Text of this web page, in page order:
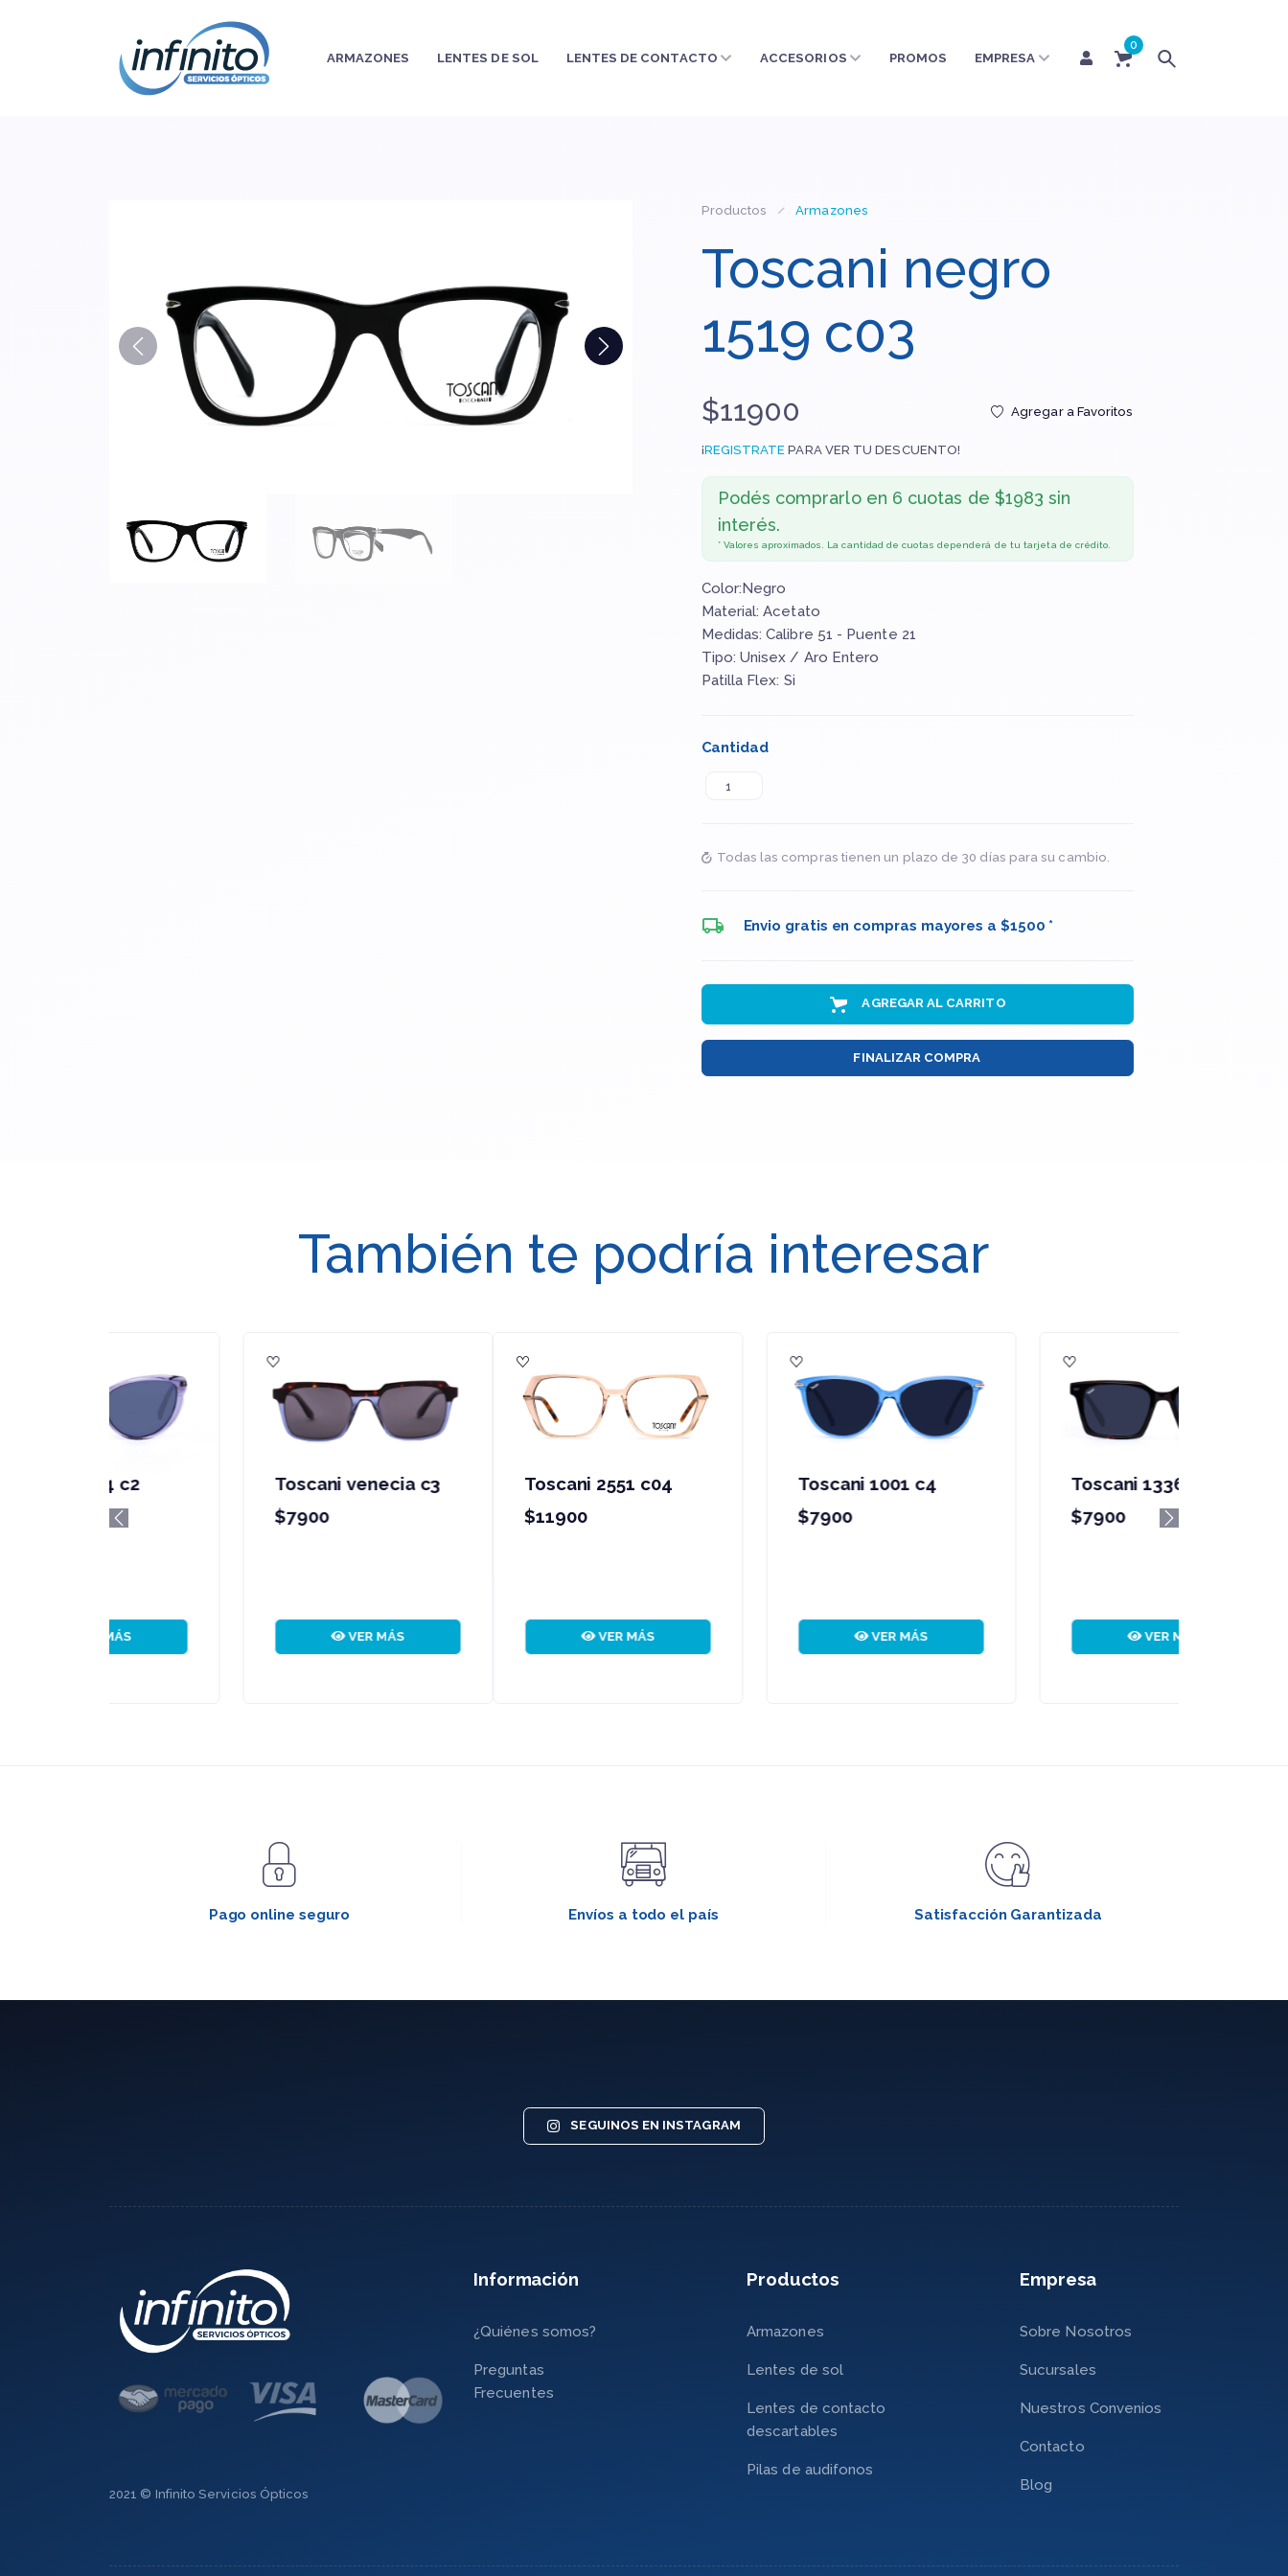
0
ARMAZONES
LENTES DE SOL LENTES DE CONTACTO ACCESORIOS PROMOS EMPRESA
Productos Armazones
Toscani negro
1519 c03
$11900 Agregar a Favoritos
¡REGISTRATE PARA VER TU DESCUENTO!
Podés comprarlo en 6 cuotas de $1983 sin
interés.
* Valores aproximados. La cantidad de cuotas dependerá de tu tarjeta de crédito.
Color:Negro
Material: Acetato
Medidas: Calibre 51 - Puente 21
Tipo: Unisex / Aro Entero
Patilla Flex: Si
Cantidad
Todas las compras tienen un plazo de 30 días para su cambio.
Envio gratis en compras mayores a $1500 *
AGREGAR AL CARRITO
FINALIZAR COMPRA
También te podría interesar
Toscani 2551 c04
Toscani 1001 c4
Toscani 1336 c2
Toscani 1709 c03
Previous Next
Pago online seguro Envíos a todo el país Satisfacción Garantizada
SEGUINOS EN INSTAGRAM
Información
¿Quiénes somos?
Preguntas
Frecuentes
Productos
Armazones
Lentes de sol
Lentes de contacto
descartables
Pilas de audifonos
Empresa
Sobre Nosotros
Sucursales
Nuestros Convenios
Contacto
Blog
2021 © Infinito Servicios Ópticos